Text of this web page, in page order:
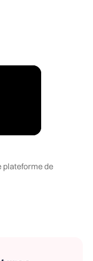
plateforme de